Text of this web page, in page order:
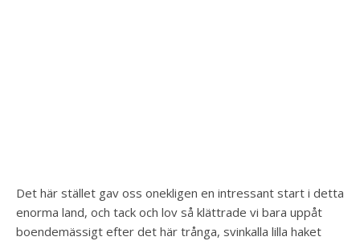
Det här stället gav oss onekligen en intressant start i detta
enorma land, och tack och lov så klättrade vi bara uppåt
boendemässigt efter det här trånga, svinkalla lilla haket